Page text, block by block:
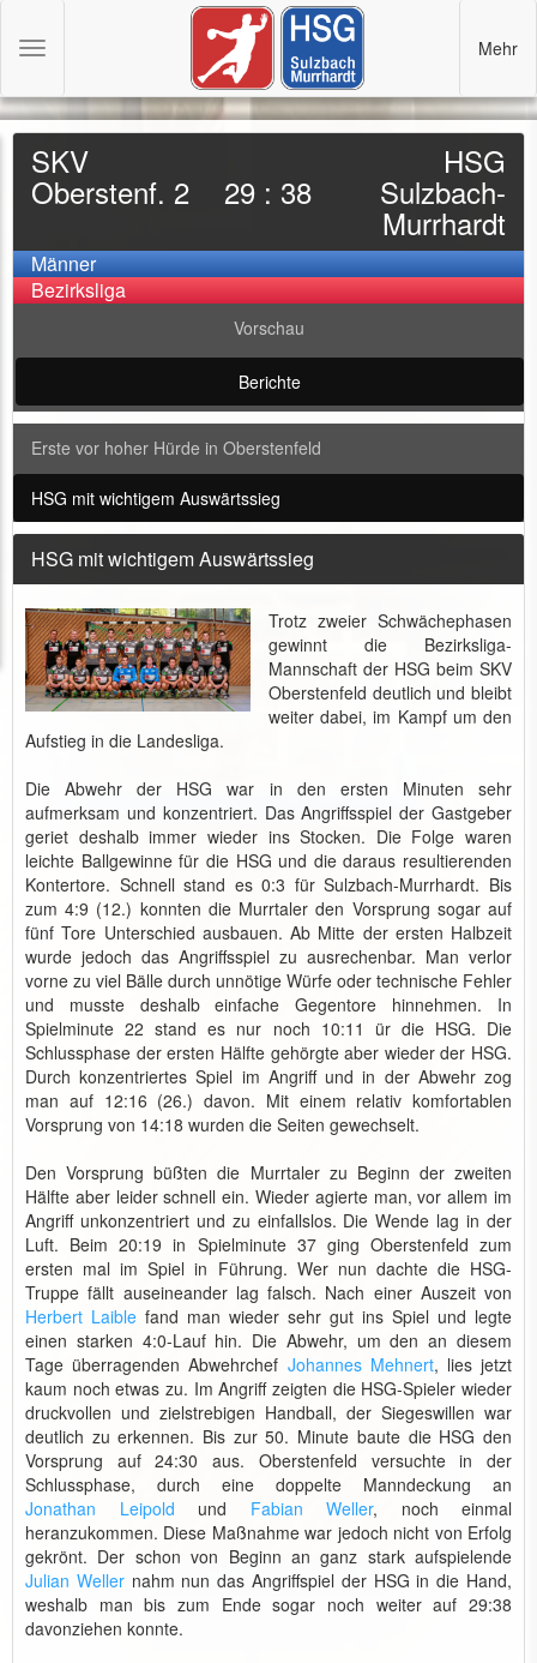
SKV
Oberstenf. 2 29 : 38
HSG
Sulzbach-
Murrhardt
Männer
Bezirksliga
Vorschau
Berichte
Erste vor hoher Hürde in Oberstenfeld
HSG mit wichtigem Auswärtssieg
HSG mit wichtigem Auswärtssieg
Trotz zweier Schwächephasen
gewinnt die Bezirksliga-
Mannschaft der HSG beim SKV
Oberstenfeld deutlich und bleibt
weiter dabei, im Kampf um den
Aufstieg in die Landesliga.
Die Abwehr der HSG war in den ersten Minuten sehr
aufmerksam und konzentriert. Das Angriffsspiel der Gastgeber
geriet deshalb immer wieder ins Stocken. Die Folge waren
leichte Ballgewinne für die HSG und die daraus resultierenden
Kontertore. Schnell stand es 0:3 für Sulzbach-Murrhardt. Bis
zum 4:9 (12.) konnten die Murrtaler den Vorsprung sogar auf
fünf Tore Unterschied ausbauen. Ab Mitte der ersten Halbzeit
wurde jedoch das Angriffsspiel zu ausrechenbar. Man verlor
vorne zu viel Bälle durch unnötige Würfe oder technische Fehler
und musste deshalb einfache Gegentore hinnehmen. In
Spielminute 22 stand es nur noch 10:11 ür die HSG. Die
Schlussphase der ersten Hälfte gehörgte aber wieder der HSG.
Durch konzentriertes Spiel im Angriff und in der Abwehr zog
man auf 12:16 (26.) davon. Mit einem relativ komfortablen
Vorsprung von 14:18 wurden die Seiten gewechselt.
Den Vorsprung büßten die Murrtaler zu Beginn der zweiten
Hälfte aber leider schnell ein. Wieder agierte man, vor allem im
Angriff unkonzentriert und zu einfallslos. Die Wende lag in der
Luft. Beim 20:19 in Spielminute 37 ging Oberstenfeld zum
ersten mal im Spiel in Führung. Wer nun dachte die HSG-
Truppe fällt auseineander lag falsch. Nach einer Auszeit von
Herbert Laible fand man wieder sehr gut ins Spiel und legte
einen starken 4:0-Lauf hin. Die Abwehr, um den an diesem
Tage überragenden Abwehrchef Johannes Mehnert, lies jetzt
kaum noch etwas zu. Im Angriff zeigten die HSG-Spieler wieder
druckvollen und zielstrebigen Handball, der Siegeswillen war
deutlich zu erkennen. Bis zur 50. Minute baute die HSG den
Vorsprung auf 24:30 aus. Oberstenfeld versuchte in der
Schlussphase, durch eine doppelte Manndeckung an
Jonathan Leipold und Fabian Weller, noch einmal
heranzukommen. Diese Maßnahme war jedoch nicht von Erfolg
gekrönt. Der schon von Beginn an ganz stark aufspielende
Julian Wellernahm nun das Angriffspiel der HSG in die Hand,
weshalb man bis zum Ende sogar noch weiter auf 29:38
davonziehen konnte.
Toggle
Mehr